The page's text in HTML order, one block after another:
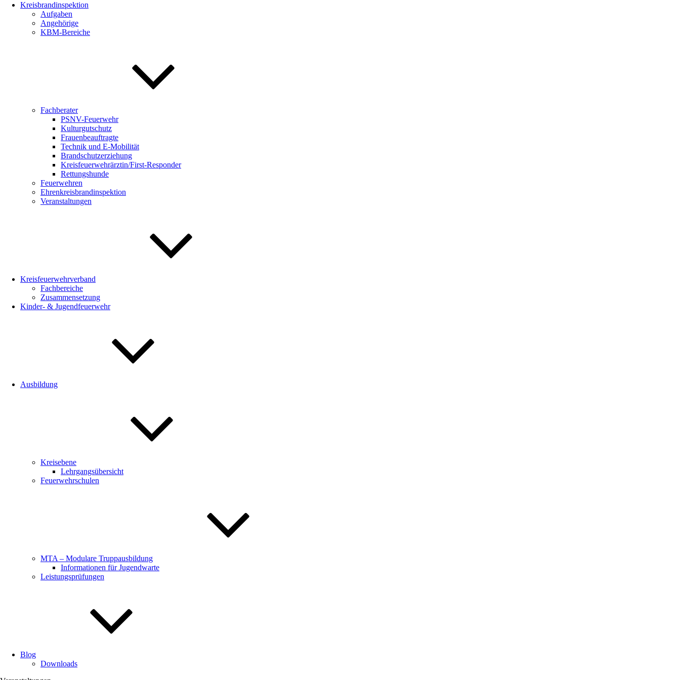
Kreisbrandinspektion
Aufgaben
Angehörige
KBM-Bereiche
Fachberater
PSNV-Feuerwehr
Kulturgutschutz
Frauenbeauftragte
Technik und E-Mobilität
Brandschutzerziehung
Kreisfeuerwehrärztin/First-Responder
Rettungshunde
Feuerwehren
Ehrenkreisbrandinspektion
Veranstaltungen
Kreisfeuerwehrverband
Fachbereiche
Zusammensetzung
Kinder- & Jugendfeuerwehr
Ausbildung
Kreisebene
Lehrgangsübersicht
Feuerwehrschulen
MTA – Modulare Truppausbildung
Informationen für Jugendwarte
Leistungsprüfungen
Blog
Downloads